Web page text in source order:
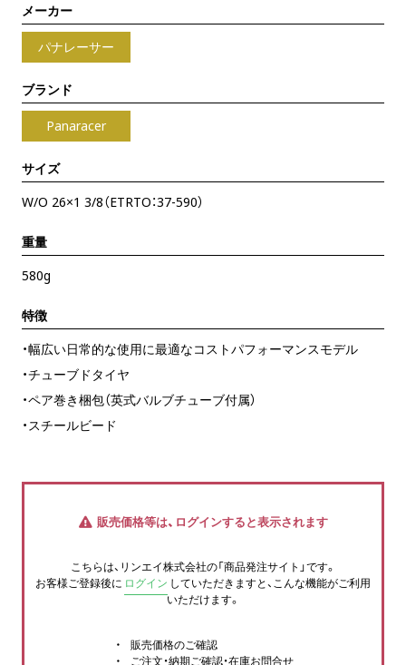
メーカー
パナレーサー
ブランド
Panaracer
サイズ
W/O 26×1 3/8（ETRTO：37-590）
重量
580g
特徴
・幅広い日常的な使用に最適なコストパフォーマンスモデル
・チューブドタイヤ
・ペア巻き梱包（英式バルブチューブ付属）
・スチールビード
販売価格等は、ログインすると表示されます
こちらは、リンエイ株式会社の「商品発注サイト」です。
お客様ご登録後に ログイン していただきますと、こんな機能がご利用
いただけます。
販売価格のご確認
ご注文・納期ご確認・在庫お問合せ